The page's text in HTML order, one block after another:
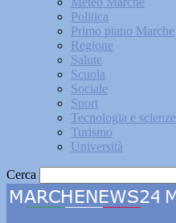
Politica
Primo piano Marche
Regione
Salute
Scuola
Sociale
Sport
Tecnologia e scienze
Turismo
Università
Cerca